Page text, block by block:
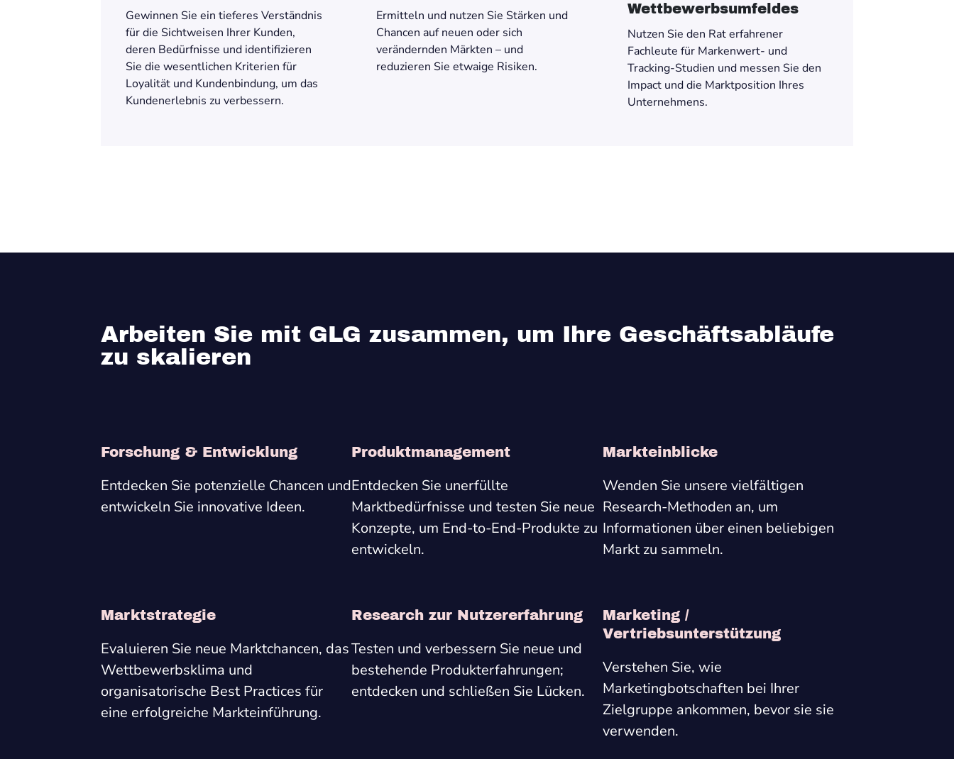
Gewinnen Sie ein tieferes Verständnis
für die Sichtweisen Ihrer Kunden,
deren Bedürfnisse und identifizieren
Sie die wesentlichen Kriterien für
Loyalität und Kundenbindung, um das
Kundenerlebnis zu verbessern.
Ermitteln und nutzen Sie Stärken und
Chancen auf neuen oder sich
verändernden Märkten – und
reduzieren Sie etwaige Risiken.
Wettbewerbsumfeldes
Nutzen Sie den Rat erfahrener
Fachleute für Markenwert- und
Tracking-Studien und messen Sie den
Impact und die Marktposition Ihres
Unternehmens.
Arbeiten Sie mit GLG zusammen, um Ihre Geschäftsabläufe
zu skalieren
Forschung & Entwicklung
Entdecken Sie potenzielle Chancen und
entwickeln Sie innovative Ideen.
Produktmanagement
Entdecken Sie unerfüllte
Marktbedürfnisse und testen Sie neue
Konzepte, um End-to-End-Produkte zu
entwickeln.
Markteinblicke
Wenden Sie unsere vielfältigen
Research-Methoden an, um
Informationen über einen beliebigen
Markt zu sammeln.
Marktstrategie
Evaluieren Sie neue Marktchancen, das
Wettbewerbsklima und
organisatorische Best Practices für
eine erfolgreiche Markteinführung.
Research zur Nutzererfahrung
Testen und verbessern Sie neue und
bestehende Produkterfahrungen;
entdecken und schließen Sie Lücken.
Marketing /
Vertriebsunterstützung
Verstehen Sie, wie
Marketingbotschaften bei Ihrer
Zielgruppe ankommen, bevor sie sie
verwenden.